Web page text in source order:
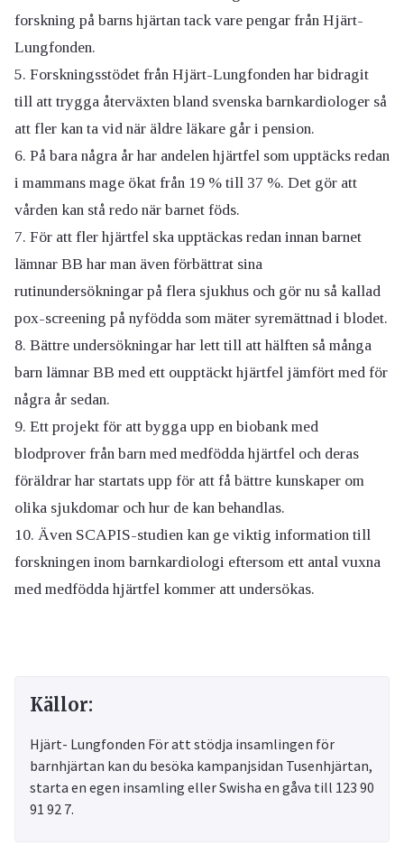
forskning på barns hjärtan tack vare pengar från Hjärt-
Lungfonden.
Forskningsstödet från Hjärt-Lungfonden har bidragit
till att trygga återväxten bland svenska barnkardiologer så
att fler kan ta vid när äldre läkare går i pension.
På bara några år har andelen hjärtfel som upptäcks redan
i mammans mage ökat från 19 % till 37 %. Det gör att
vården kan stå redo när barnet föds.
För att fler hjärtfel ska upptäckas redan innan barnet
lämnar BB har man även förbättrat sina
rutinundersökningar på flera sjukhus och gör nu så kallad
pox-screening på nyfödda som mäter syremättnad i blodet.
Bättre undersökningar har lett till att hälften så många
barn lämnar BB med ett oupptäckt hjärtfel jämfört med för
några år sedan.
Ett projekt för att bygga upp en biobank med
blodprover från barn med medfödda hjärtfel och deras
föräldrar har startats upp för att få bättre kunskaper om
olika sjukdomar och hur de kan behandlas.
Även SCAPIS-studien kan ge viktig information till
forskningen inom barnkardiologi eftersom ett antal vuxna
med medfödda hjärtfel kommer att undersökas.
Källor:
Hjärt- Lungfonden För att stödja insamlingen för
barnhjärtan kan du besöka kampanjsidan Tusenhjärtan,
starta en egen insamling eller Swisha en gåva till 123 90
91 92 7.